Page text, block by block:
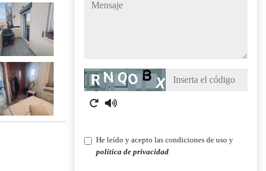
Captcha
He leído y acepto las condiciones de uso y
política de privacidad